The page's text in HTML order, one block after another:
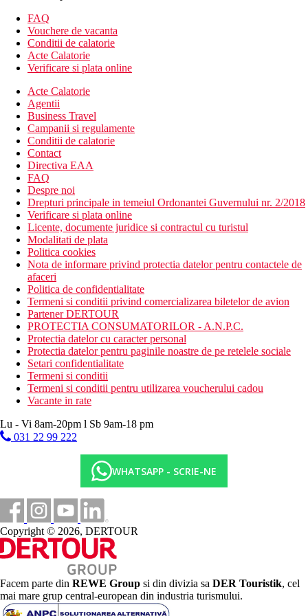
5 lifturi
chiosc de ziare
internet Wi-Fi (gratuit)
seif la receptie (gratuit)
parcare (gratuita)
statie de transport local la aproximativ 100 m de hotel
hotelul nu accepta animale de companie
autobuz la hotel care duce spre centru (contra cost)
Descrierea plajei
cu nisip, stanci, pietre
sezlonguri, umbrele si prosoape de plaja (gratuit)
Activitati sportive
Gratuit:
program de animatie si sport pentru adulti
spectacol de seara
5 piscine cu apa dulce, sezlonguri si umbrele si prosoape
de piscina
piscina interioara cu apa dulce
sala de gimnastica
Contra cost:
SPA, tratamente de infrumusetare si masaje
sauna
hamam - baie turceasca
teren de tenis
Facilitati copii
piscina pentru copii
program de animatie pentru copii 3-12 ani
club pentru copii 3-12 ani
scaune inalte in restaurant
babysitter la cerere (cu plata)
All Inclusive (AI):
mic dejun tip bufet, pranz si cina, gustari in timpul zilei.
Bauturi alcoolice si nealcoolice locale selectate sunt
disponibile gratuit la orele indicate de hotel
Categoria oficiala
5 stele
Distanţe
FAQ
Vouchere de vacanta
Conditii de calatorie
Acte Calatorie
Verificare si plata online
Acte Calatorie
Agentii
Business Travel
Campanii si regulamente
Conditii de calatorie
Contact
Directiva EAA
FAQ
Despre noi
Drepturi principale in temeiul Ordonantei Guvernului nr. 2/2018
Verificare si plata online
Licente, documente juridice si contractul cu turistul
Modalitati de plata
Politica cookies
Nota de informare privind protectia datelor pentru contactele de
afaceri
Politica de confidentialitate
Termeni si conditii privind comercializarea biletelor de avion
Partener DERTOUR
PROTECTIA CONSUMATORILOR - A.N.P.C.
Protectia datelor cu caracter personal
Protectia datelor pentru paginile noastre de pe retelele sociale
Setari confidentialitate
Termeni si conditii
Termeni si conditii pentru utilizarea voucherului cadou
Vacante in rate
Lu - Vi 8am-20pm l Sb 9am-18 pm
031 22 99 222
WHATSAPP - SCRIE-NE
Copyright © 2026, DERTOUR
Facem parte din REWE Group si din divizia sa DER Touristik, cel
mai mare grup central-european din industria turismului.